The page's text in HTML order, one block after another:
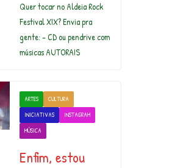
Quer tocar no Aldeia Rock
Festival XIX? Envia pra
gente: – CD ou pendrive com
músicas AUTORAIS
ARTES
CULTURA
INICIATIVAS
INSTAGRAM
MÚSICA
Enfim, estou